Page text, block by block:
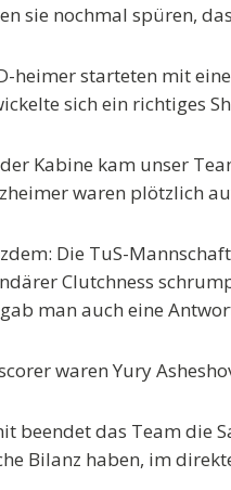
sie nochmal spüren,
heimer starteten mit
sich ein richtiges
Kabine kam unser
waren plötzlich
Die TuS-
Clutchness
man auch eine
waren Yury
beendet das Team die
Bilanz haben, im